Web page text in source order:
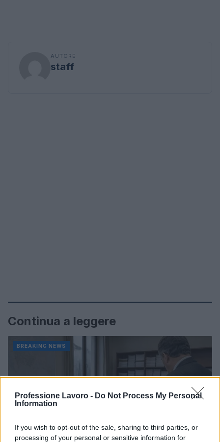
Professione Lavoro - Do Not Process My Personal
Information
If you wish to opt-out of the sale, sharing to third parties, or
processing of your personal or sensitive information for
AUTORE
staff
Continua a leggere
BREAKING NEWS